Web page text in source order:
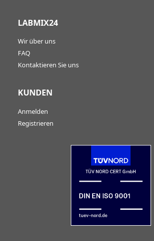
LABMIX24
Wir über uns
FAQ
Kontaktieren Sie uns
KUNDEN
Anmelden
Registrieren